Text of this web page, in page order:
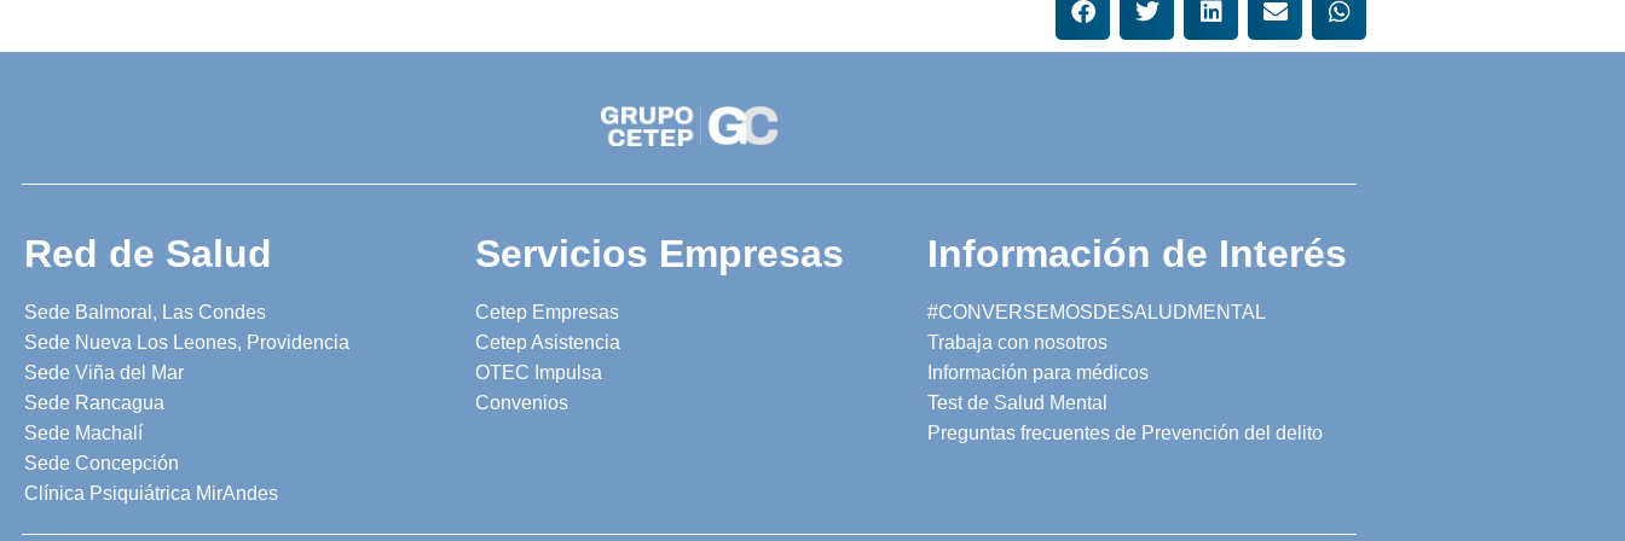
Red de Salud
Sede Balmoral, Las Condes
Sede Nueva Los Leones, Providencia
Sede Viña del Mar
Sede Rancagua
Sede Machalí
Sede Concepción
Clínica Psiquiátrica MirAndes
Servicios Empresas
Cetep Empresas
Cetep Asistencia
OTEC Impulsa
Convenios
Información de Interés
#CONVERSEMOSDESALUDMENTAL
Trabaja con nosotros
Información para médicos
Test de Salud Mental
Preguntas frecuentes de Prevención del delito